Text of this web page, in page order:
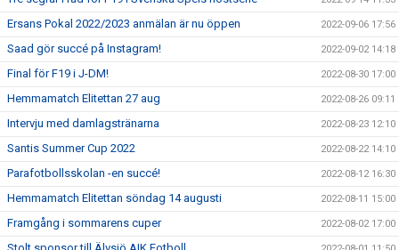
Ersans Pokal 2022/2023 anmälan är nu öppen 2022-09-06 17:56
Saad gör succé på Instagram! 2022-09-02 14:18
Final för F19 i J-DM! 2022-08-30 17:00
Hemmamatch Elitettan 27 aug 2022-08-26 09:11
Intervju med damlagstränarna 2022-08-23 12:10
Santis Summer Cup 2022 2022-08-22 14:10
Parafotbollsskolan -en succé! 2022-08-12 16:30
Hemmamatch Elitettan söndag 14 augusti 2022-08-11 15:00
Framgång i sommarens cuper 2022-08-02 17:00